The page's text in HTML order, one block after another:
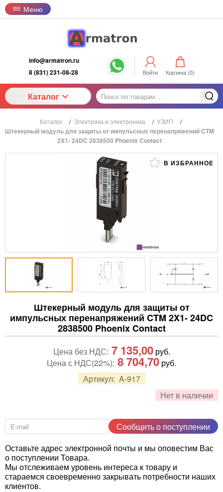
Меню
info@armatron.ru
8 (831) 231-08-28
Войти Корзина (0)
Каталог
Каталог / Электрика и электроника / УЗИП /
Штекерный модуль для защиты от импульсных перенапряжений CTM
2X1- 24DC 2838500 Phoenix Contact
В ИЗБРАННОЕ
Штекерный модуль для защиты от
импульсных перенапряжений CTM 2X1- 24DC
2838500 Phoenix Contact
Артикул: A-917
Нет в наличии
Цена без НДС: 7 135,00руб.
Цена с НДС(22%): 8 704,70 руб.
Сообщить о поступлении
Оставьте адрес электронной почты и мы оповестим Вас
о поступлении Товара.
Мы отслеживаем уровень интереса к товару и
стараемся своевременно закрывать потребности наших
клиентов.